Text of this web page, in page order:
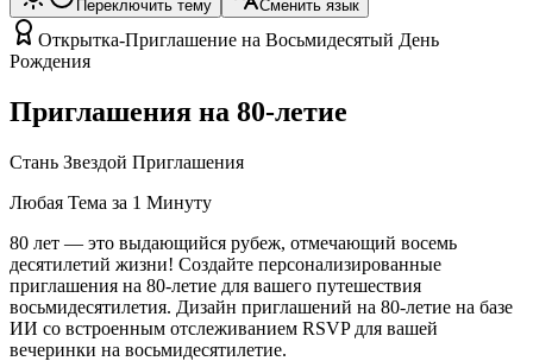
Переключить тему Сменить язык
Открытка-Приглашение на Восьмидесятый День
Рождения
Приглашения на 80-летие
Стань Звездой Приглашения
Любая Тема за 1 Минуту
80 лет — это выдающийся рубеж, отмечающий восемь
десятилетий жизни! Создайте персонализированные
приглашения на 80-летие для вашего путешествия
восьмидесятилетия. Дизайн приглашений на 80-летие на базе
ИИ со встроенным отслеживанием RSVP для вашей
вечеринки на восьмидесятилетие.